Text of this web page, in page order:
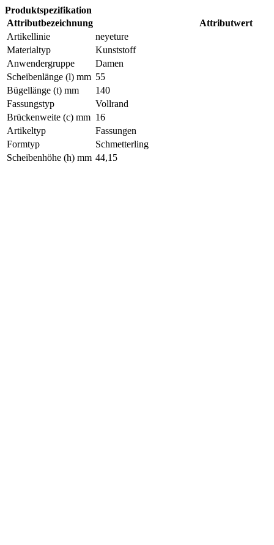
Produktspezifikation
Attributbezeichnung
Attributwert
Artikellinie
neyeture
Materialtyp
Kunststoff
Anwendergruppe
Damen
Scheibenlänge (l) mm 55
Bügellänge (t) mm
140
Fassungstyp
Vollrand
Brückenweite (c) mm 16
Artikeltyp
Fassungen
Formtyp
Schmetterling
Scheibenhöhe (h) mm 44,15